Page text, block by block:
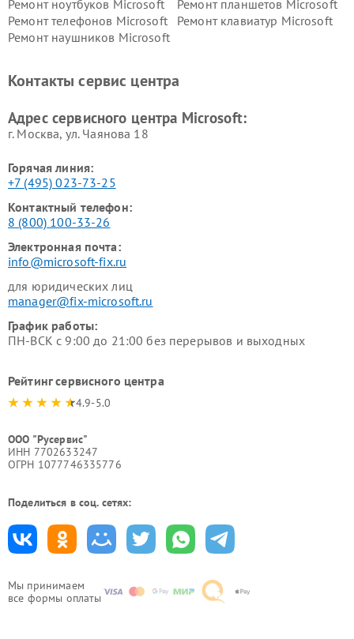
Мы принимаем
все формы оплаты
Ремонт ноутбуков Microsoft
Ремонт планшетов Microsoft
Ремонт телефонов Microsoft
Ремонт клавиатур Microsoft
Ремонт наушников Microsoft
Контакты сервис центра
Адрес сервисного центра Microsoft:
г. Москва, ул. Чаянова 18
Горячая линия:
+7 (495) 023-73-25
Контактный телефон:
8 (800) 100-33-26
Электронная почта:
info@microsoft-fix.ru
для юридических лиц
manager@fix-microsoft.ru
График работы:
ПН-ВСК с 9:00 до 21:00 без перерывов и выходных
Рейтинг сервисного центра
4.9-5.0
ООО "Русервис"
ИНН 7702633247
ОГРН 1077746335776
Поделиться в соц. сетях: